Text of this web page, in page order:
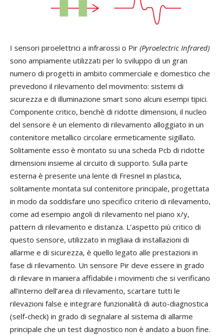
I sensori piroelettrici a infrarossi o Pir (Pyroelectric Infrared)
sono ampiamente utilizzati per lo sviluppo di un gran
numero di progetti in ambito commerciale e domestico che
prevedono il rilevamento del movimento: sistemi di
sicurezza e di illuminazione smart sono alcuni esempi tipici.
Componente critico, benchè di ridotte dimensioni, il nucleo
del sensore è un elemento di rilevamento alloggiato in un
contenitore metallico circolare ermeticamente sigillato.
Solitamente esso è montato su una scheda Pcb di ridotte
dimensioni insieme al circuito di supporto. Sulla parte
esterna è presente una lente di Fresnel in plastica,
solitamente montata sul contenitore principale, progettata
in modo da soddisfare uno specifico criterio di rilevamento,
come ad esempio angoli di rilevamento nel piano x/y,
pattern di rilevamento e distanza. L’aspetto più critico di
questo sensore, utilizzato in migliaia di installazioni di
allarme e di sicurezza, è quello legato alle prestazioni in
fase di rilevamento. Un sensore Pir deve essere in grado
di rilevare in maniera affidabile i movimenti che si verificano
all’interno dell’area di rilevamento, scartare tutti le
rilevazioni false e integrare funzionalità di auto-diagnostica
(self-check) in grado di segnalare al sistema di allarme
principale che un test diagnostico non è andato a buon fine.